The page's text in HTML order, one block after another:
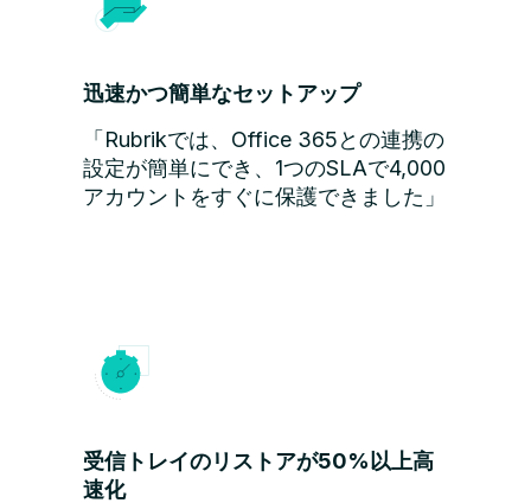
迅速かつ簡単なセットアップ
「Rubrikでは、Office 365との連携の
設定が簡単にでき、1つのSLAで4,000
アカウントをすぐに保護できました」
受信トレイのリストアが50%以上高
速化